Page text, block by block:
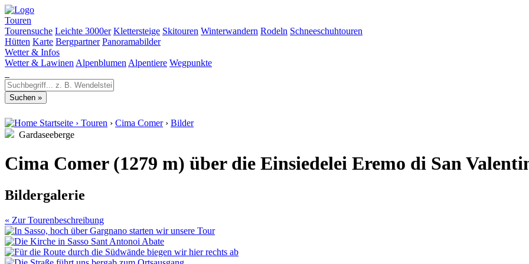
Touren
Tourensuche Leichte 3000er Klettersteige Skitouren Winterwandern Rodeln Schneeschuhtouren
Hütten Karte Bergpartner Panoramabilder
Wetter & Infos
Wetter & Lawinen Alpenblumen Alpentiere Wegpunkte
Startseite › Touren › Cima Comer › Bilder
Gardaseeberge
Cima Comer (1279 m) über die Einsiedelei Eremo di San
Bildergalerie
« Zur Tourenbeschreibung